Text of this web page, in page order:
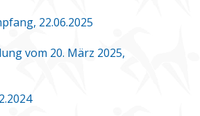
22.06.2025
vom 20. März 2025,